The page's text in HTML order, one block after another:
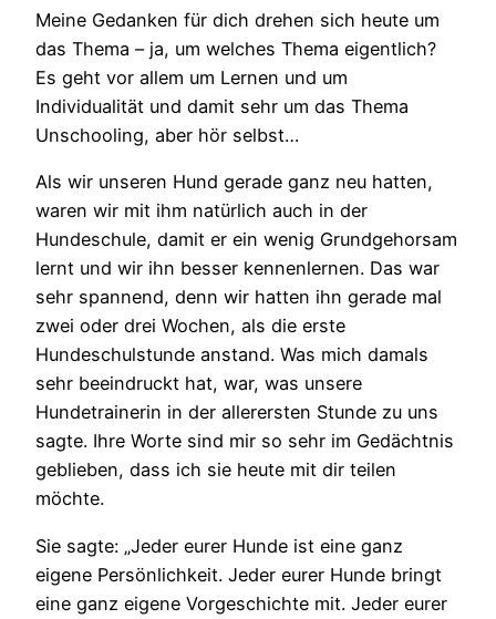
Meine Gedanken für dich drehen sich heute um
das Thema – ja, um welches Thema eigentlich?
Es geht vor allem um Lernen und um
Individualität und damit sehr um das Thema
Unschooling, aber hör selbst…
Als wir unseren Hund gerade ganz neu hatten,
waren wir mit ihm natürlich auch in der
Hundeschule, damit er ein wenig Grundgehorsam
lernt und wir ihn besser kennenlernen. Das war
sehr spannend, denn wir hatten ihn gerade mal
zwei oder drei Wochen, als die erste
Hundeschulstunde anstand. Was mich damals
sehr beeindruckt hat, war, was unsere
Hundetrainerin in der allerersten Stunde zu uns
sagte. Ihre Worte sind mir so sehr im Gedächtnis
geblieben, dass ich sie heute mit dir teilen
möchte.
Sie sagte: „Jeder eurer Hunde ist eine ganz
eigene Persönlichkeit. Jeder eurer Hunde bringt
eine ganz eigene Vorgeschichte mit. Jeder eurer